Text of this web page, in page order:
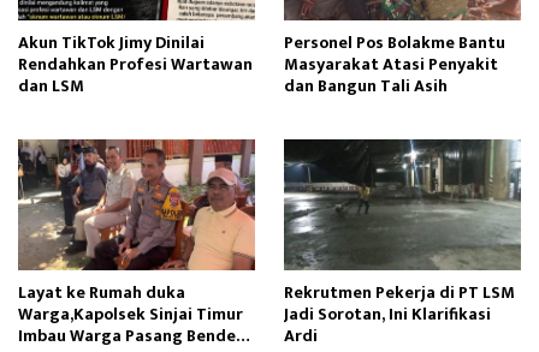
Akun TikTok Jimy Dinilai
Rendahkan Profesi Wartawan
dan LSM
Personel Pos Bolakme Bantu
Masyarakat Atasi Penyakit
dan Bangun Tali Asih
Layat ke Rumah duka
Warga,Kapolsek Sinjai Timur
Imbau Warga Pasang Bendera
Rekrutmen Pekerja di PT LSM
Jadi Sorotan, Ini Klarifikasi
Ardi